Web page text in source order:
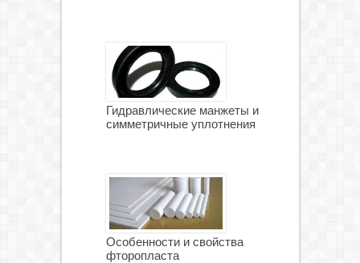
Гидравлические манжеты и
симметричные уплотнения
Особенности и свойства
фторопласта